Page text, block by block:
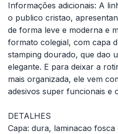
Informações adicionais: A
o publico cristao,
de forma leve e moderna e
formato colegial, com capa
stamping dourado, que dao
elegante. E para deixar a
mais organizada, ele vem
adesivos super funcionais e
DETALHES
Capa: dura, laminacao